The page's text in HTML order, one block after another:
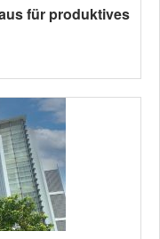
für produktives